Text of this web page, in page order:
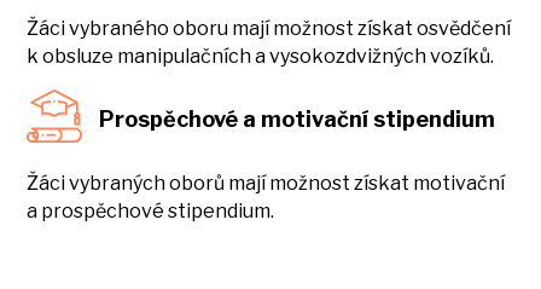
Žáci vybraného oboru mají možnost získat osvědčení
k obsluze manipulačních a vysokozdvižných vozíků.
Prospěchové a motivační stipendium
Žáci vybraných oborů mají možnost získat motivační
a prospěchové stipendium.